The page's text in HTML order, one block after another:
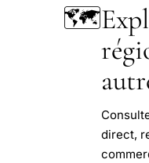
🗺️
direct,